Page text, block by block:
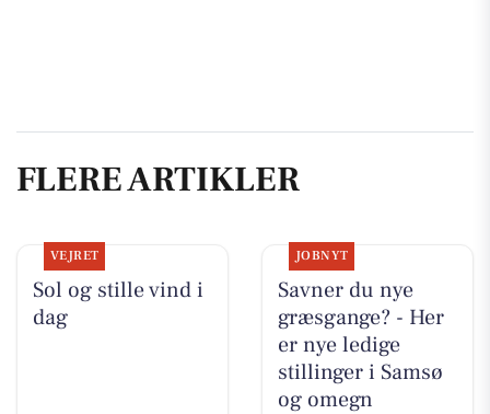
FLERE ARTIKLER
VEJRET
Sol og stille vind i
dag
JOBNYT
Savner du nye
græsgange? - Her
er nye ledige
stillinger i Samsø
og omegn